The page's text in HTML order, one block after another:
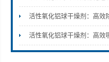
活性氧化铝球干燥剂：高效
活性氧化铝球干燥剂：高效